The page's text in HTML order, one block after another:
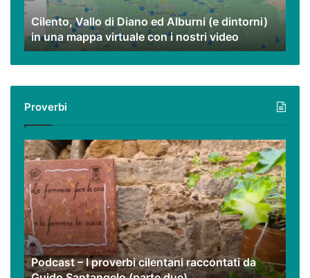
dintorni)
una
mappa
virtuale
nostri
video
Cilento, Vallo di Diano ed Alburni (e dintorni)
in una mappa virtuale con i nostri video
Proverbi
Podcast
–
I
proverbi
cilentani
raccontati
da
Guido
Santangelo
Podcast – I proverbi cilentani raccontati da